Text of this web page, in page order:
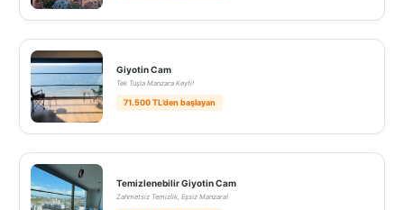
Giyotin Cam
Tek Tuşla Manzara Keyfi!
71.500 TL’den başlayan
Temizlenebilir Giyotin Cam
Zahmetsiz Temizlik, Eşsiz Manzara!